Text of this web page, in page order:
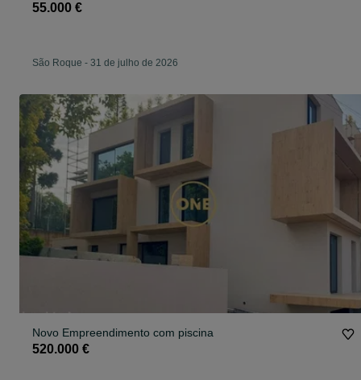
55.000 €
São Roque - 31 de julho de 2026
Novo Empreendimento com piscina
520.000 €